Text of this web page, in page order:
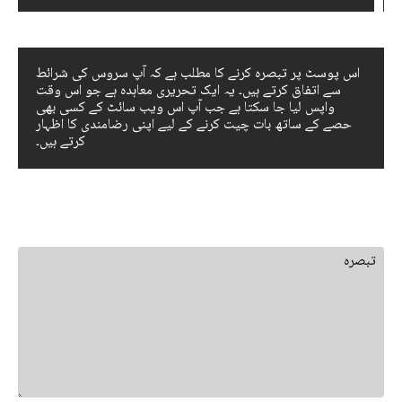
اس پوسٹ پر تبصرہ کرنے کا مطلب ہے کہ آپ سروس کی شرائط
سے اتفاق کرتے ہیں۔ یہ ایک تحریری معاہدہ ہے جو اس وقت
واپس لیا جا سکتا ہے جب آپ اس ویب سائٹ کے کسی بھی
حصے کے ساتھ بات چیت کرنے کے لیے اپنی رضامندی کا اظہار
کرتے ہیں۔